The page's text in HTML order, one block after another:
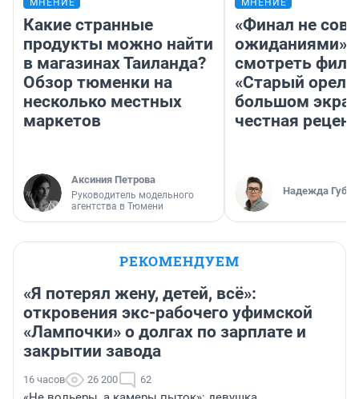
МНЕНИЕ
Какие странные
продукты можно найти
в магазинах Таиланда?
Обзор тюменки на
несколько местных
маркетов
Аксиния Петрова
Руководитель модельного
агентства в Тюмени
МНЕНИЕ
«Финал не
ожиданиями»:
смотреть
«Старый орел»
большом
честная
Надежда
РЕКОМЕНДУЕМ
«Я потерял жену, детей, всё»:
откровения экс-рабочего уфимской
«Лампочки» о долгах по зарплате и
закрытии завода
16 часов 26 200 62